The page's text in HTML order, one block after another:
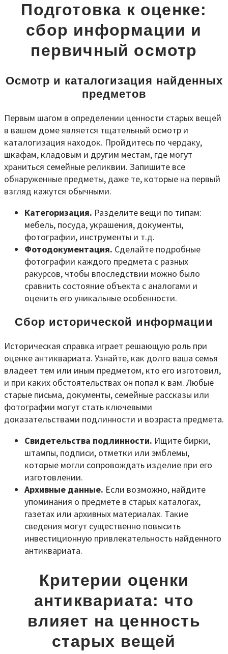
Подготовка к оценке:
сбор информации и
первичный осмотр
Осмотр и каталогизация найденных
предметов
Первым шагом в определении ценности старых вещей
в вашем доме является тщательный осмотр и
каталогизация находок. Пройдитесь по чердаку,
шкафам, кладовым и другим местам, где могут
храниться семейные реликвии. Запишите все
обнаруженные предметы, даже те, которые на первый
взгляд кажутся обычными.
Категоризация. Разделите вещи по типам:
мебель, посуда, украшения, документы,
фотографии, инструменты и т.д.
Фотодокументация. Сделайте подробные
фотографии каждого предмета с разных
ракурсов, чтобы впоследствии можно было
сравнить состояние объекта с аналогами и
оценить его уникальные особенности.
Сбор исторической информации
Историческая справка играет решающую роль при
оценке антиквариата. Узнайте, как долго ваша семья
владеет тем или иным предметом, кто его изготовил,
и при каких обстоятельствах он попал к вам. Любые
старые письма, документы, семейные рассказы или
фотографии могут стать ключевыми
доказательствами подлинности и возраста предмета.
Свидетельства подлинности. Ищите бирки,
штампы, подписи, отметки или эмблемы,
которые могли сопровождать изделие при его
изготовлении.
Архивные данные. Если возможно, найдите
упоминания о предмете в старых каталогах,
газетах или архивных материалах. Такие
сведения могут существенно повысить
инвестиционную привлекательность найденного
антиквариата.
Критерии оценки
антиквариата: что
влияет на ценность
старых вещей